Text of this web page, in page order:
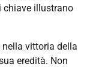
chiave illustrano
vittoria della
eredità. Non